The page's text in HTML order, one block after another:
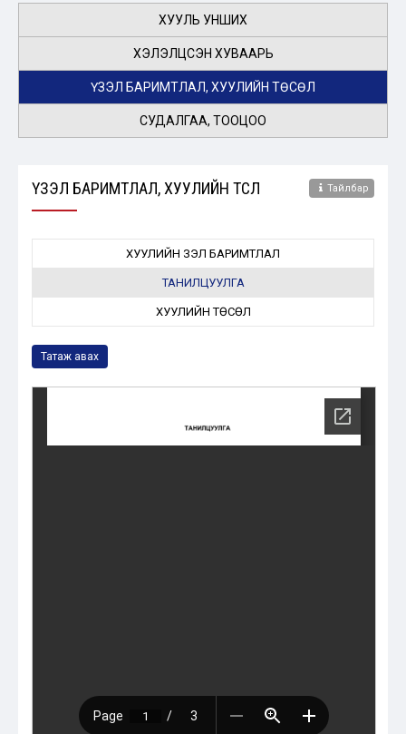
ХУУЛЬ УНШИХ
ХЭЛЭЛЦСЭН ХУВААРЬ
ҮЗЭЛ БАРИМТЛАЛ, ХУУЛИЙН ТӨСӨЛ
СУДАЛГАА, ТООЦОО
ҮЗЭЛ БАРИМТЛАЛ, ХУУЛИЙН ТӨСӨЛ Тайлбар
ХУУЛИЙН ҮЗЭЛ БАРИМТЛАЛ
ТАНИЛЦУУЛГА
ХУУЛИЙН ТӨСӨЛ
Татаж авах